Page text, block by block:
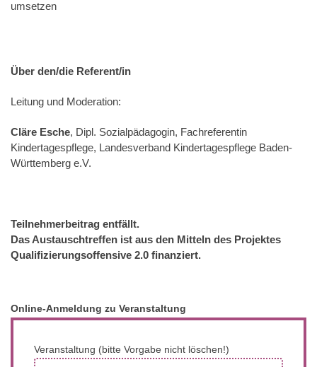
umsetzen
Über den/die Referent/in
Leitung und Moderation:
Cläre Esche, Dipl. Sozialpädagogin, Fachreferentin
Kindertagespflege, Landesverband Kindertagespflege Baden-
Württemberg e.V.
Teilnehmerbeitrag entfällt.
Das Austauschtreffen ist aus den Mitteln des Projektes
Qualifizierungsoffensive 2.0 finanziert.
Online-Anmeldung zu Veranstaltung
Veranstaltung (bitte Vorgabe nicht löschen!)